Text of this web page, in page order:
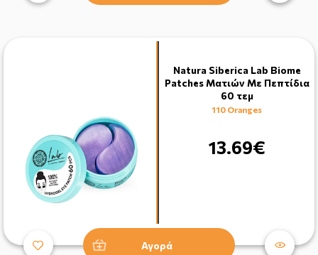
Natura Siberica Lab Biome
Patches Ματιών Με Πεπτίδια
60 τεμ
110 Oranges
13.69€
Αγορά